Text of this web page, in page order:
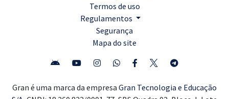
Termos de uso
Regulamentos
Segurança
Mapa do site
Gran é uma marca da empresa Gran Tecnologia e Educação